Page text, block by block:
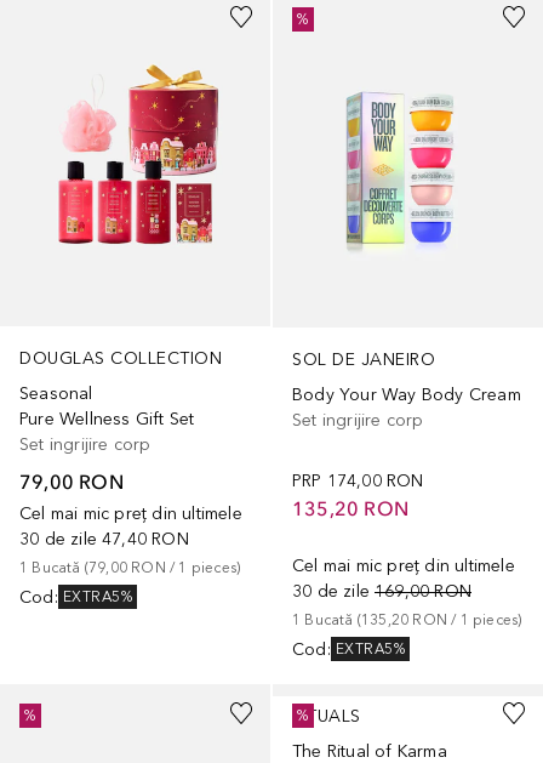
DOUGLAS COLLECTION
Seasonal
Pure Wellness Gift Set
Set ingrijire corp
79,00 RON
Cel mai mic preț din ultimele
30 de zile 47,40 RON
1 Bucată (79,00 RON / 1 pieces)
Cod : EXTRA5%
SOL DE JANEIRO
Body Your Way Body Cream
Set ingrijire corp
PRP 174,00 RON
135,20 RON
Cel mai mic preț din ultimele
30 de zile 169,00 RON
1 Bucată (135,20 RON / 1 pieces)
Cod : EXTRA5%
%
%
RITUALS
The Ritual of Karma
%